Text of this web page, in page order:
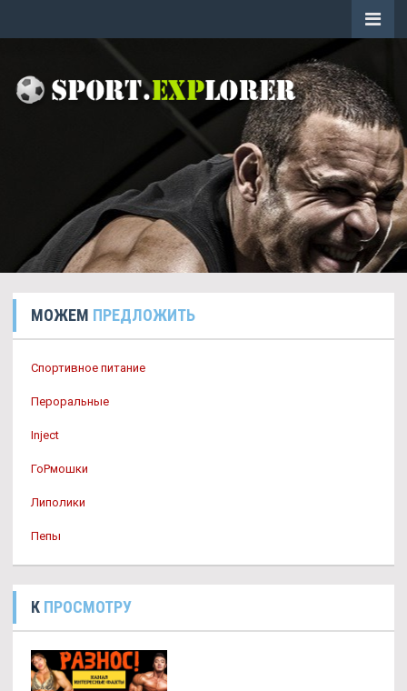
МОЖЕМ ПРЕДЛОЖИТЬ
Спортивное питание
Пероральные
Inject
ГоРмошки
Липолики
Пепы
К ПРОСМОТРУ